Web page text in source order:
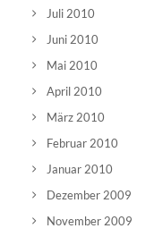
Juli 2010
Juni 2010
Mai 2010
April 2010
März 2010
Februar 2010
Januar 2010
Dezember 2009
November 2009